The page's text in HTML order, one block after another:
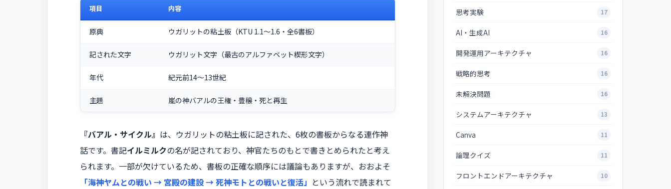
項目 内容
原典 ウガリットの粘土板（KTU 1.1〜1.6・全6書板）
記された文字 ウガリット文字（最古のアルファベット楔形文字）
年代 紀元前14〜13世紀
主題 嵐の神バアルの王権・豊穣・死と再生
『バアル・サイクル』 は、ウガリットの粘土板に記された、6枚の書板からなる連作神
話です。書記イルミルクの名が記されており、神官たちのもとで書きとめられたと考え
られます。一部が欠けているため、書板の正確な順序には議論もありますが、おおよそ
「海神ヤムとの戦い → 宮殿の建設 → 死神モトとの戦いと復活」 という流れで読まれて
思考実験 17
AI・生成AI 16
開発運用アーキテクチャ 16
戦略的思考 16
未解決問題 16
システムアーキテクチャ 13
Canva 11
論理クイズ 11
フロントエンドアーキテクチャ 10